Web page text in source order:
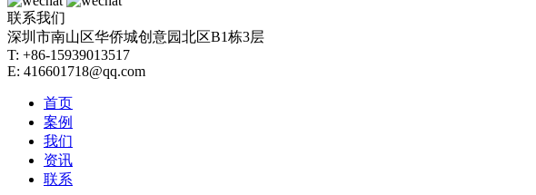
联系我们
深圳市南山区华侨城创意园北区B1栋3层
T: +86-15939013517
E: 416601718@qq.com
首页
案例
我们
资讯
联系